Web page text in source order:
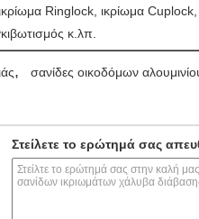
Ringlock, ικρίωμα Cuplock,
κ.λπ.
, σανίδες οικοδόμων
Στείλετε το ερώτημά σας